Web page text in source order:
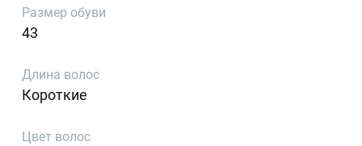
Размер обуви
43
Длина волос
Короткие
Цвет волос